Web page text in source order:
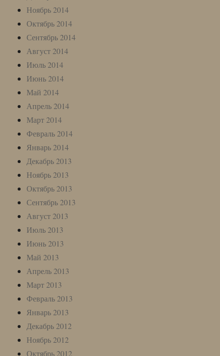
Ноябрь 2014
Октябрь 2014
Сентябрь 2014
Август 2014
Июль 2014
Июнь 2014
Май 2014
Апрель 2014
Март 2014
Февраль 2014
Январь 2014
Декабрь 2013
Ноябрь 2013
Октябрь 2013
Сентябрь 2013
Август 2013
Июль 2013
Июнь 2013
Май 2013
Апрель 2013
Март 2013
Февраль 2013
Январь 2013
Декабрь 2012
Ноябрь 2012
Октябрь 2012